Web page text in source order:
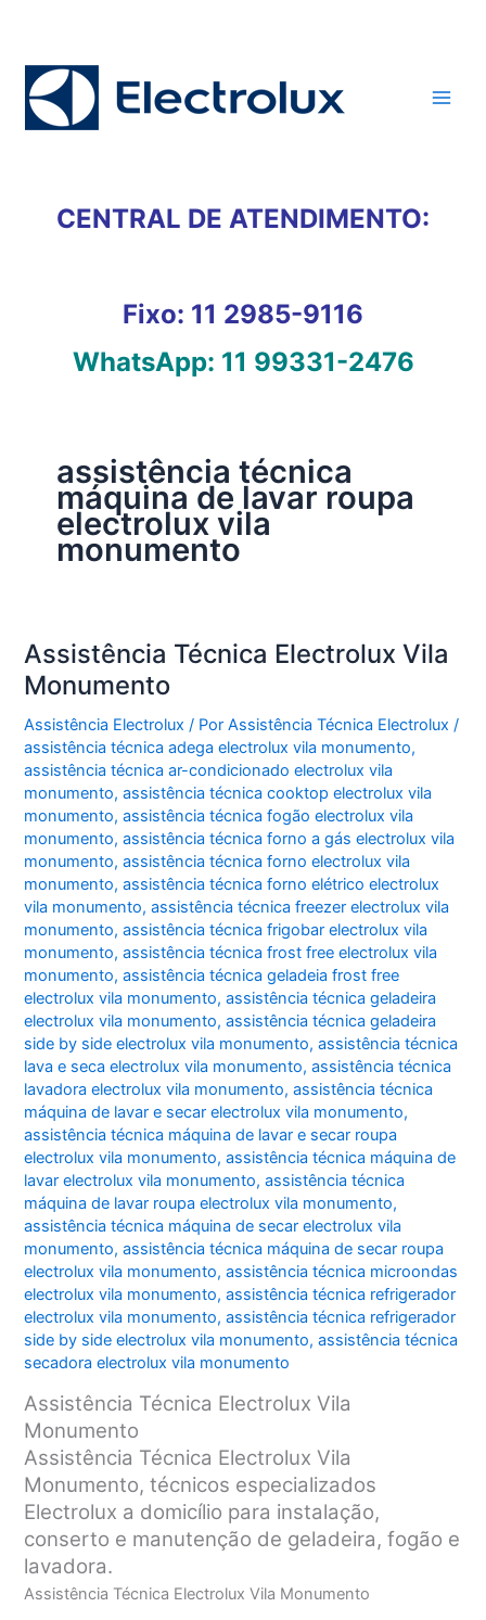
conteúdo
CENTRAL DE ATENDIMENTO:
Fixo: 11 2985-9116
WhatsApp: 11 99331-2476
assistência técnica
máquina de lavar roupa
electrolux vila
monumento
Assistência Técnica Electrolux Vila
Monumento
Assistência Electrolux / PorAssistência Técnica Electrolux/
assistência técnica adega electrolux vila monumento,
assistência técnica ar-condicionado electrolux vila
monumento,assistência técnica cooktop electrolux vila
monumento,assistência técnica fogão electrolux vila
monumento,assistência técnica forno a gás electrolux vila
monumento,assistência técnica forno electrolux vila
monumento,assistência técnica forno elétrico electrolux
vila monumento,assistência técnica freezer electrolux vila
monumento,assistência técnica frigobar electrolux vila
monumento,assistência técnica frost free electrolux vila
monumento,assistência técnica geladeia frost free
electrolux vila monumento,assistência técnica geladeira
electrolux vila monumento,assistência técnica geladeira
side by side electrolux vila monumento,assistência técnica
lava e seca electrolux vila monumento,assistência técnica
lavadora electrolux vila monumento,assistência técnica
máquina de lavar e secar electrolux vila monumento,
assistência técnica máquina de lavar e secar roupa
electrolux vila monumento,assistência técnica máquina de
lavar electrolux vila monumento,assistência técnica
máquina de lavar roupa electrolux vila monumento,
assistência técnica máquina de secar electrolux vila
monumento,assistência técnica máquina de secar roupa
electrolux vila monumento,assistência técnica microondas
electrolux vila monumento,assistência técnica refrigerador
electrolux vila monumento,assistência técnica refrigerador
side by side electrolux vila monumento,assistência técnica
secadora electrolux vila monumento
Assistência Técnica Electrolux Vila
Monumento
Assistência Técnica Electrolux Vila
Monumento, técnicos especializados
Electrolux a domicílio para instalação,
conserto e manutenção de geladeira, fogão e
lavadora.
Assistência Técnica Electrolux Vila Monumento